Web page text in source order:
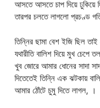
আসতে আসতে চাপ দিয়ে ঢুকিয়ে
তারপর চলতে লাগলো প্রচণ্ড
তিন্নির ছামা বেশ ইজি ছিল
যথারীতি বালিশ দিয়ে মুখ চেপে
খুব জোরে আমার ধোনের সাদা
দিতেতেই তিন্নি এক ঝটকায়
আমার ঠোঁটে চুমু দিতে লাগল, ।